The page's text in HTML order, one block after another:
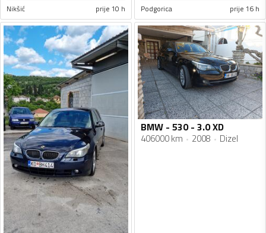
Nikšić prije 10 h Podgorica prije 16 h
BMW - 530 - 3.0 XD
406000 km 2008 Dizel